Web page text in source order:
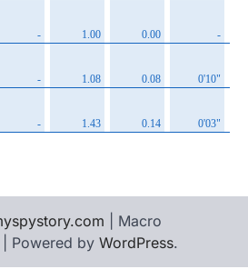
| Macro
| Powered by WordPress.